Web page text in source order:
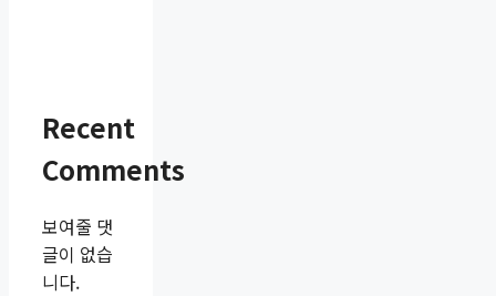
Recent
Comments
보여줄 댓
글이 없습
니다.